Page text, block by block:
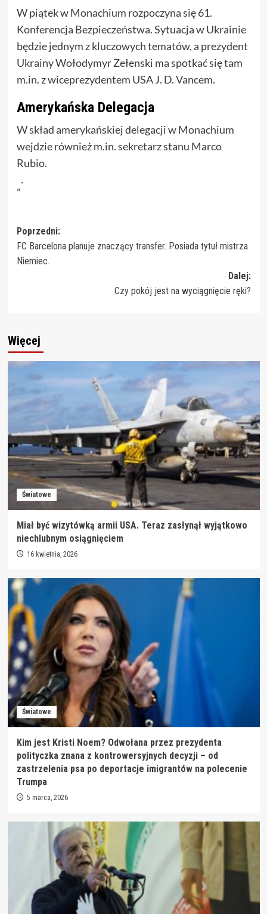
W piątek w Monachium rozpoczyna się 61.
Konferencja Bezpieczeństwa. Sytuacja w Ukrainie
będzie jednym z kluczowych tematów, a prezydent
Ukrainy Wołodymyr Zełenski ma spotkać się tam
m.in. z wiceprezydentem USA J. D. Vancem.
Amerykańska Delegacja
W skład amerykańskiej delegacji w Monachium
wejdzie również m.in. sekretarz stanu Marco
Rubio.
„`
Zobacz
wpisy
Poprzedni:
FC Barcelona planuje znaczący transfer. Posiada tytuł mistrza
Niemiec.
Dalej:
Czy pokój jest na wyciągnięcie ręki?
Więcej
Światowe
Miał być wizytówką armii USA. Teraz zasłynął wyjątkowo
niechlubnym osiągnięciem
16 kwietnia, 2026
Światowe
Kim jest Kristi Noem? Odwołana przez prezydenta
polityczka znana z kontrowersyjnych decyzji – od
zastrzelenia psa po deportacje imigrantów na polecenie
Trumpa
5 marca, 2026